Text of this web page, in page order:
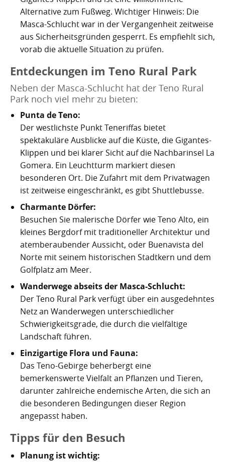
Alternative zum Fußweg. Wichtiger Hinweis: Die
Masca-Schlucht war in der Vergangenheit zeitweise
aus Sicherheitsgründen gesperrt. Es empfiehlt sich,
vorab die aktuelle Situation zu prüfen.
Entdeckungen im Teno Rural Park
Neben der Masca-Schlucht hat der Teno Rural
Park noch viel mehr zu bieten:
Punta de Teno:
Der westlichste Punkt Teneriffas bietet
spektakuläre Ausblicke auf die Küste, die Gigantes-
Klippen und bei klarer Sicht auf die Nachbarinsel La
Gomera. Ein Leuchtturm markiert diesen
besonderen Ort. Die Zufahrt mit dem Privatwagen
ist zeitweise eingeschränkt, es gibt Shuttlebusse.
Charmante Dörfer:
Besuchen Sie malerische Dörfer wie Teno Alto, ein
kleines Bergdorf mit traditioneller Architektur und
atemberaubender Aussicht, oder Buenavista del
Norte mit seinem historischen Stadtkern und dem
Golfplatz am Meer.
Wanderwege abseits der Masca-Schlucht:
Der Teno Rural Park verfügt über ein ausgedehntes
Netz an Wanderwegen unterschiedlicher
Schwierigkeitsgrade, die durch die vielfältige
Landschaft führen.
Einzigartige Flora und Fauna:
Das Teno-Gebirge beherbergt eine
bemerkenswerte Vielfalt an Pflanzen und Tieren,
darunter zahlreiche endemische Arten, die sich an
die besonderen Bedingungen dieser Region
angepasst haben.
Tipps für den Besuch
Planung ist wichtig: